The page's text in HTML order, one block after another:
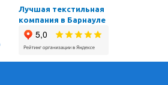
Лучшая текстильная
компания в Барнауле